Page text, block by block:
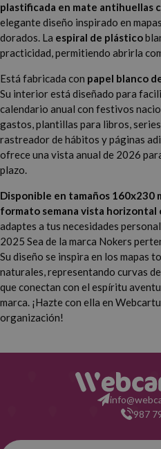
plastificada en mate antihuellas
elegante diseño inspirado en
dorados. La espiral de plástico
practicidad, permitiendo abrirla
Está fabricada con papel blanco
Su interior está diseñado para
calendario anual con festivos
gastos, plantillas para libros,
rastreador de hábitos y páginas
ofrece una vista anual de 2026
plazo.
Disponible en tamaños 160x230
formato semana vista horizontal
adaptes a tus necesidades
2025 Sea de la marca Nokers
Su diseño se inspira en los mapas
naturales, representando curvas
que conectan con el espíritu
marca. ¡Hazte con ella en
organización!
987